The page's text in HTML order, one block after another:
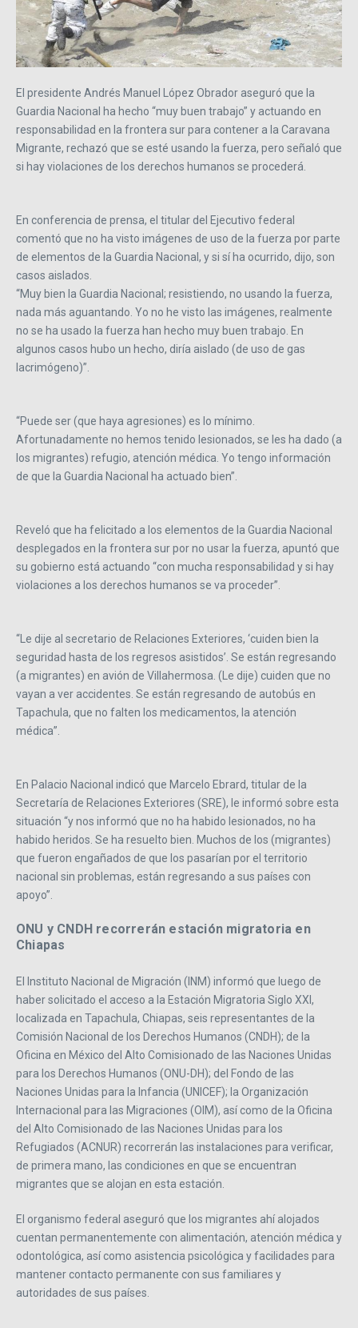
El presidente Andrés Manuel López Obrador aseguró que la
Guardia Nacional ha hecho “muy buen trabajo” y actuando en
responsabilidad en la frontera sur para contener a la Caravana
Migrante, rechazó que se esté usando la fuerza, pero señaló que
si hay violaciones de los derechos humanos se procederá.
En conferencia de prensa, el titular del Ejecutivo federal
comentó que no ha visto imágenes de uso de la fuerza por parte
de elementos de la Guardia Nacional, y si sí ha ocurrido, dijo, son
casos aislados.
“Muy bien la Guardia Nacional; resistiendo, no usando la fuerza,
nada más aguantando. Yo no he visto las imágenes, realmente
no se ha usado la fuerza han hecho muy buen trabajo. En
algunos casos hubo un hecho, diría aislado (de uso de gas
lacrimógeno)”.
“Puede ser (que haya agresiones) es lo mínimo.
Afortunadamente no hemos tenido lesionados, se les ha dado (a
los migrantes) refugio, atención médica. Yo tengo información
de que la Guardia Nacional ha actuado bien”.
Reveló que ha felicitado a los elementos de la Guardia Nacional
desplegados en la frontera sur por no usar la fuerza, apuntó que
su gobierno está actuando “con mucha responsabilidad y si hay
violaciones a los derechos humanos se va proceder”.
“Le dije al secretario de Relaciones Exteriores, ‘cuiden bien la
seguridad hasta de los regresos asistidos’. Se están regresando
(a migrantes) en avión de Villahermosa. (Le dije) cuiden que no
vayan a ver accidentes. Se están regresando de autobús en
Tapachula, que no falten los medicamentos, la atención
médica”.
En Palacio Nacional indicó que Marcelo Ebrard, titular de la
Secretaría de Relaciones Exteriores (SRE), le informó sobre esta
situación “y nos informó que no ha habido lesionados, no ha
habido heridos. Se ha resuelto bien. Muchos de los (migrantes)
que fueron engañados de que los pasarían por el territorio
nacional sin problemas, están regresando a sus países con
apoyo”.
ONU y CNDH recorrerán estación migratoria en
Chiapas
El Instituto Nacional de Migración (INM) informó que luego de
haber solicitado el acceso a la Estación Migratoria Siglo XXI,
localizada en Tapachula, Chiapas, seis representantes de la
Comisión Nacional de los Derechos Humanos (CNDH); de la
Oficina en México del Alto Comisionado de las Naciones Unidas
para los Derechos Humanos (ONU-DH); del Fondo de las
Naciones Unidas para la Infancia (UNICEF); la Organización
Internacional para las Migraciones (OIM), así como de la Oficina
del Alto Comisionado de las Naciones Unidas para los
Refugiados (ACNUR) recorrerán las instalaciones para verificar,
de primera mano, las condiciones en que se encuentran
migrantes que se alojan en esta estación.
El organismo federal aseguró que los migrantes ahí alojados
cuentan permanentemente con alimentación, atención médica y
odontológica, así como asistencia psicológica y facilidades para
mantener contacto permanente con sus familiares y
autoridades de sus países.